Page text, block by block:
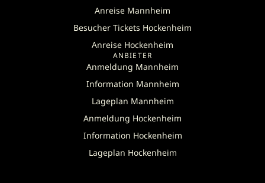
Anreise Mannheim
Besucher Tickets Hockenheim
Anreise Hockenheim
ANBIETER
Anmeldung Mannheim
Information Mannheim
Lageplan Mannheim
Anmeldung Hockenheim
Information Hockenheim
Lageplan Hockenheim